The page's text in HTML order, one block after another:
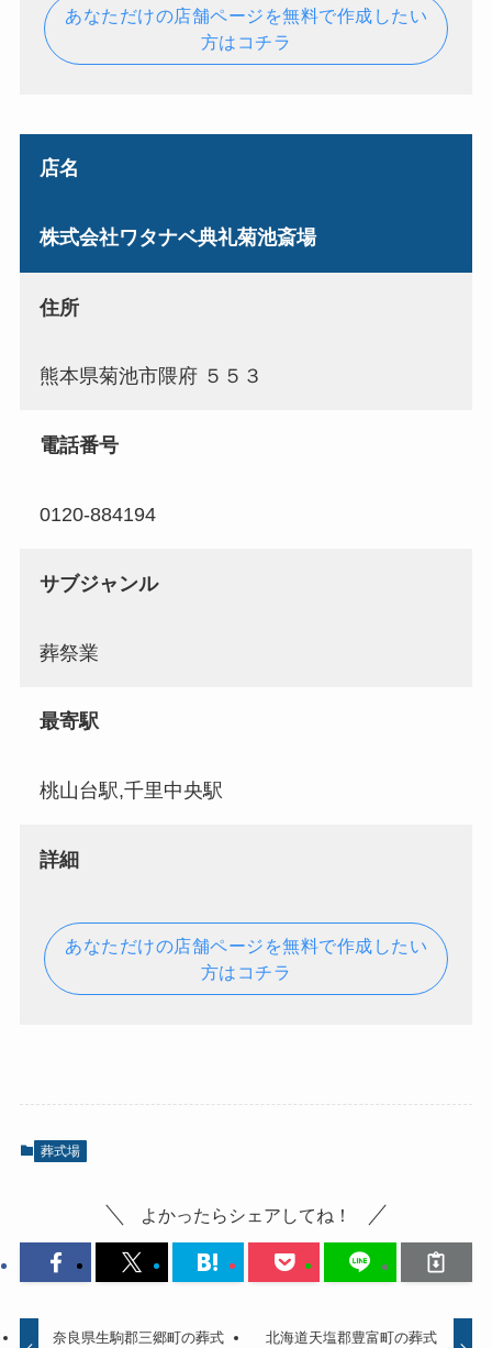
あなただけの店舗ページを無料で作成したい
方はコチラ
店名
株式会社ワタナベ典礼菊池斎場
住所
熊本県菊池市隈府 ５５３
電話番号
0120-884194
サブジャンル
葬祭業
最寄駅
桃山台駅,千里中央駅
詳細
あなただけの店舗ページを無料で作成したい
方はコチラ
葬式場
よかったらシェアしてね！
奈良県生駒郡三郷町の葬式
北海道天塩郡豊富町の葬式